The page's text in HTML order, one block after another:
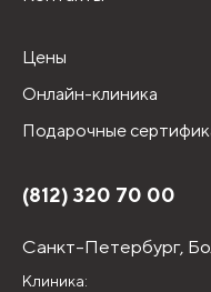
Цены
Онлайн-клиника
Подарочные
(812) 320 70 00
Санкт-Петербург,
Клиника: